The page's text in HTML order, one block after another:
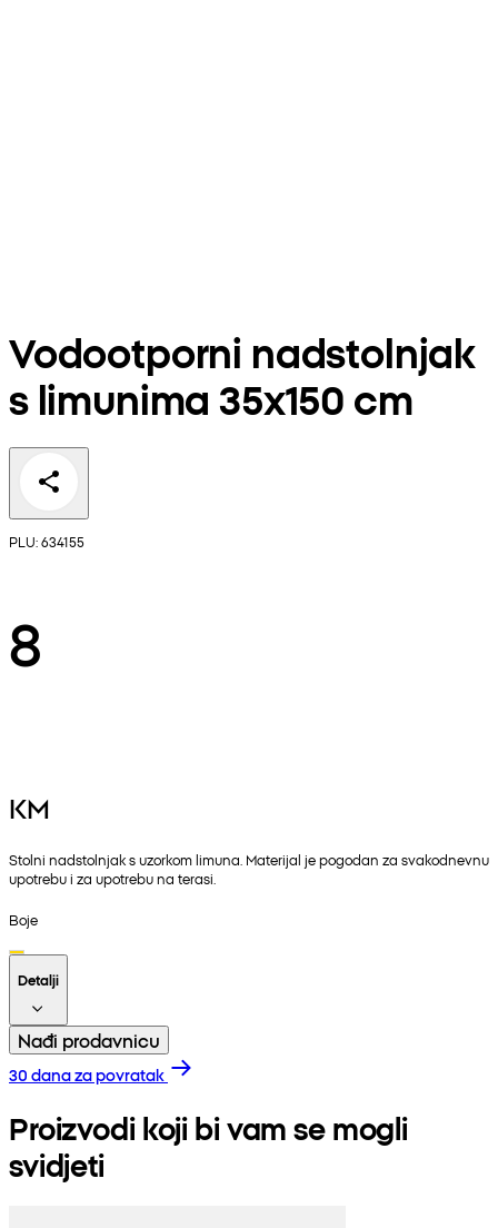
Vodootporni nadstolnjak
s limunima 35x150 cm
PLU: 634155
8
KM
Stolni nadstolnjak s uzorkom limuna. Materijal je pogodan za svakodnevnu
upotrebu i za upotrebu na terasi.
Boje
Detalji
Nađi prodavnicu
30 dana za povratak
Proizvodi koji bi vam se mogli
svidjeti